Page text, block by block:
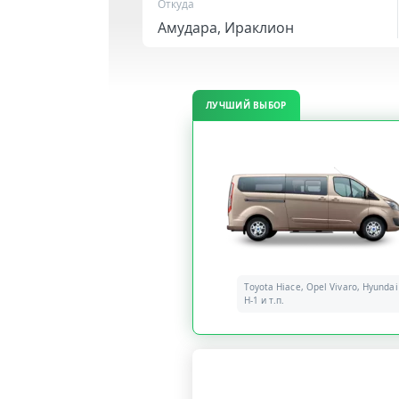
Откуда
ЛУЧШИЙ ВЫБОР
Toyota Hiace, Opel Vivaro, Hyundai
H-1 и т.п.